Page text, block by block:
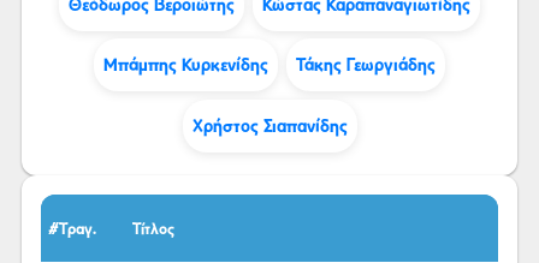
Μπάμπης Κυρκενίδης Τάκης Γεωργιάδης
Χρήστος Σιαπανίδης
#Τραγ. Τίτλος